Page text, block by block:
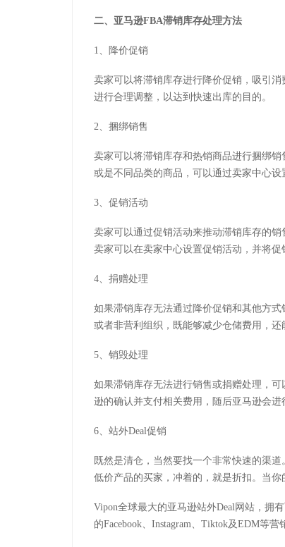
二、亚马逊FBA滞销库存处理方法
1、降价促销
卖家可以将滞销库存进行降价促销，吸引
进行合理调整，以达到快速出库的目的。
2、捆绑销售
卖家可以将滞销库存和热销商品进行捆绑
或是不同品类的商品，可以通过卖家中心设
3、促销活动
卖家可以通过促销活动来推动滞销库存的
卖家可以在卖家中心设置促销活动，并将促
4、捐赠处理
如果滞销库存无法通过降价促销和其他方
或者非营利组织，既能够减少仓储费用，
5、销毁处理
如果滞销库存无法进行销售或捐赠处理，
逊的确认并支付相关费用，随后亚马逊会进
6、站外Deal促销
既然是清仓，当然要找一个非常快速的渠
低价产品的买家，冲着的，就是折扣。当
Vipon全球最大的亚马逊站外Deal网站，拥
的Facebook、Instagram、Tiktok及EDM等